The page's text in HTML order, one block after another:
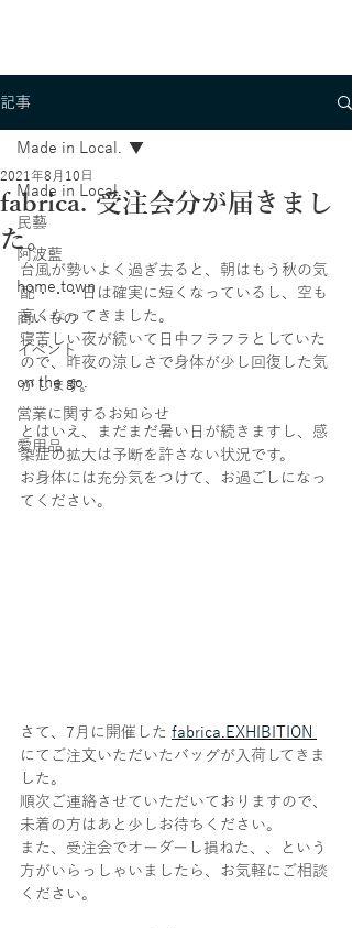
記事
Made in Local.
民藝
阿波藍
home town
商いもの
イベント
on the go.
営業に関するお知らせ
愛用品
Made in Local.
fabrica. 受注会分が届きまし
た。
2021年8月10日
台風が勢いよく過ぎ去ると、朝はもう秋の気
配・・・日は確実に短くなっているし、空も
高くなってきました。
寝苦しい夜が続いて日中フラフラとしていた
ので、昨夜の涼しさで身体が少し回復した気
がします。
とはいえ、まだまだ暑い日が続きますし、感
染症の拡大は予断を許さない状況です。
お身体には充分気をつけて、お過ごしになっ
てください。
さて、7月に開催した fabrica.EXHIBITION
にてご注文いただいたバッグが入荷してきま
した。
順次ご連絡させていただいておりますので、
未着の方はあと少しお待ちください。
また、受注会でオーダーし損ねた、、という
方がいらっしゃいましたら、お気軽にご相談
ください。